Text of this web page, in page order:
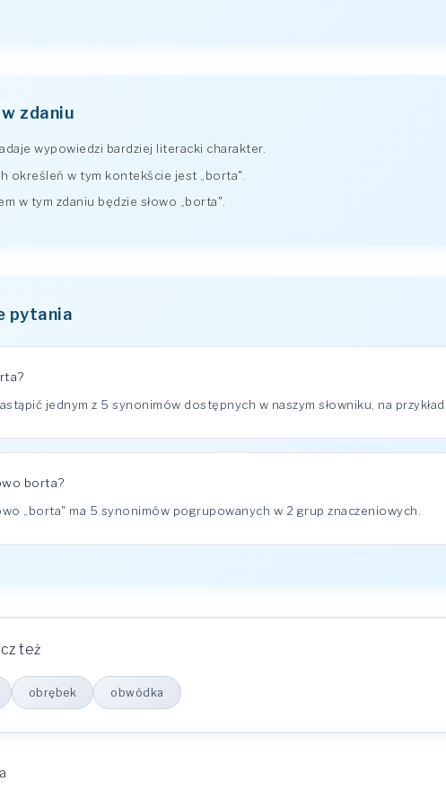
zdaniu
wypowiedzi bardziej literacki charakter.
określeń w tym kontekście jest „borta".
w tym zdaniu będzie słowo „borta".
pytania
jednym z 5 synonimów dostępnych w naszym słowniku, na
borta?
„borta" ma 5 synonimów pogrupowanych w 2 grup znaczeniowych.
też
obrębek obwódka